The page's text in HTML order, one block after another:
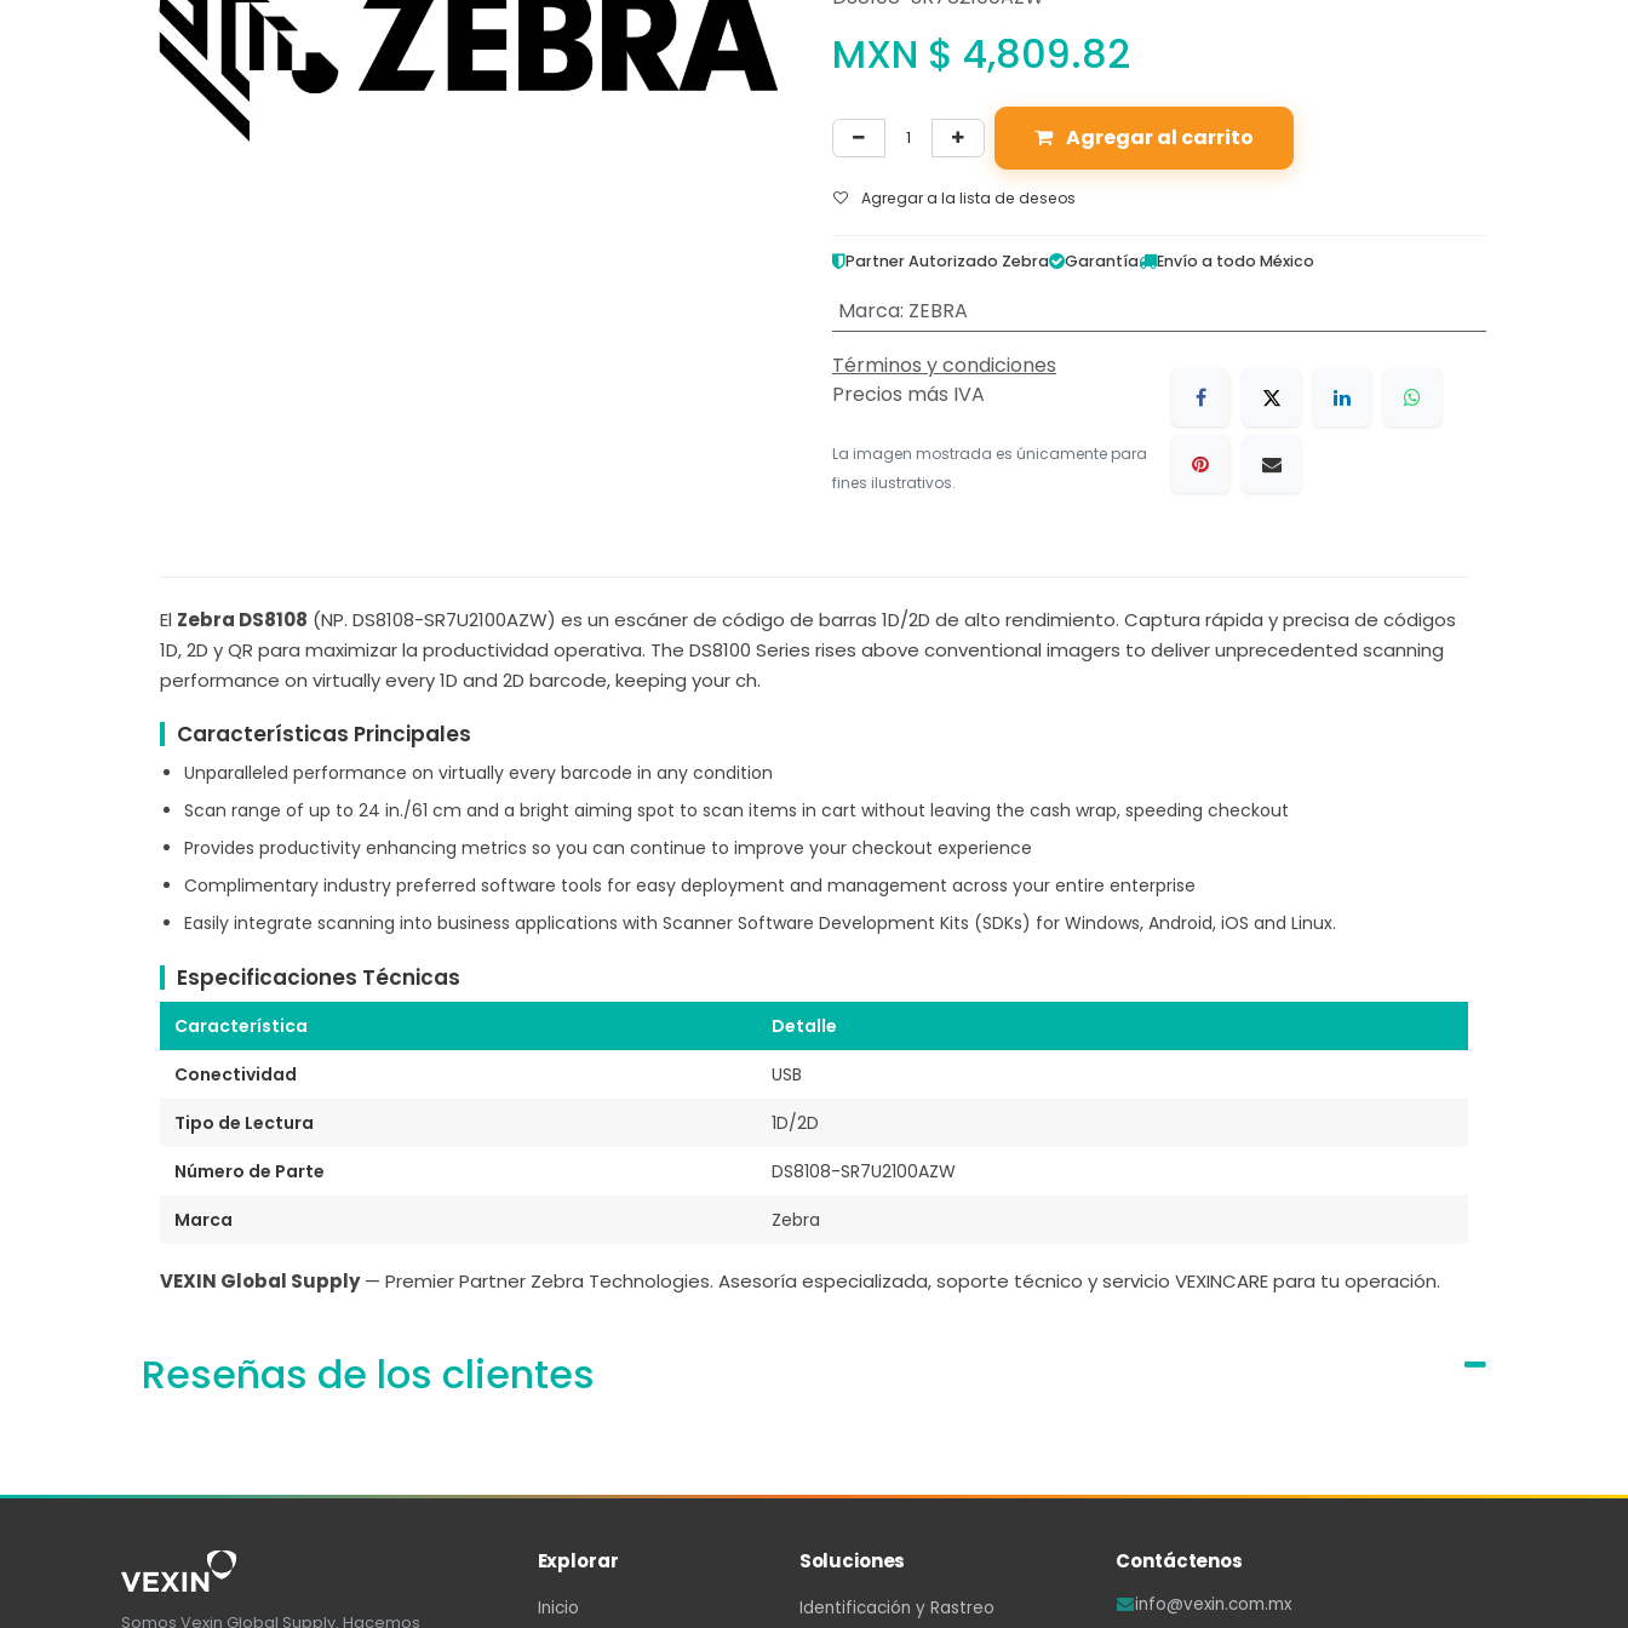
MXN $ 4,809.82
Agregar al carrito
Agregar a la lista de deseos
Partner Autorizado Zebra Garantía Envío a todo México
Marca: ZEBRA
Términos y condiciones
Precios más IVA
La imagen mostrada es únicamente para
fines ilustrativos.
El Zebra DS8108 (NP. DS8108-SR7U2100AZW) es un escáner de código de barras 1D/2D de alto rendimiento. Captura rápida y precisa de códigos
1D, 2D y QR para maximizar la productividad operativa. The DS8100 Series rises above conventional imagers to deliver unprecedented scanning
performance on virtually every 1D and 2D barcode, keeping your ch.
Características Principales
Unparalleled performance on virtually every barcode in any condition
Scan range of up to 24 in./61 cm and a bright aiming spot to scan items in cart without leaving the cash wrap, speeding checkout
Provides productivity enhancing metrics so you can continue to improve your checkout experience
Complimentary industry preferred software tools for easy deployment and management across your entire enterprise
Easily integrate scanning into business applications with Scanner Software Development Kits (SDKs) for Windows, Android, iOS and Linux.
Especificaciones Técnicas
Característica
Detalle
Conectividad
USB
Tipo de Lectura
1D/2D
Número de Parte
DS8108-SR7U2100AZW
Marca
Zebra
VEXIN Global Supply— Premier Partner Zebra Technologies. Asesoría especializada, soporte técnico y servicio VEXINCARE para tu operación.
Reseñas de los clientes
Somos Vexin Global Supply. Hacemos
Explorar
Inicio
Soluciones
Identificación y Rastreo
Contáctenos
info@vexin.com.mx